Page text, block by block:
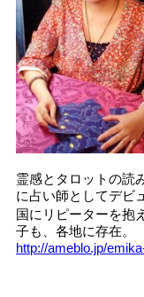
霊感とタロットの読
に占い師としてデビ
国にリピーターを抱
子も、各地に存在。
http://ameblo.jp/